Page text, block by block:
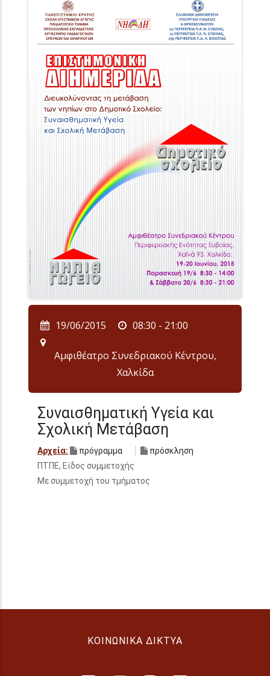
19/06/2015 08:30 - 21:00
Αμφιθέατρο Συνεδριακού Κέντρου,
Χαλκίδα
Συναισθηματική Υγεία και
Σχολική Μετάβαση
Αρχεία: πρόγραμμα
πρόσκληση
ΠΤΠΕ, Είδος συμμετοχής
Με συμμετοχή του τμήματος
ΚΟΙΝΩΝΙΚΆ ΔΊΚΤΥΑ